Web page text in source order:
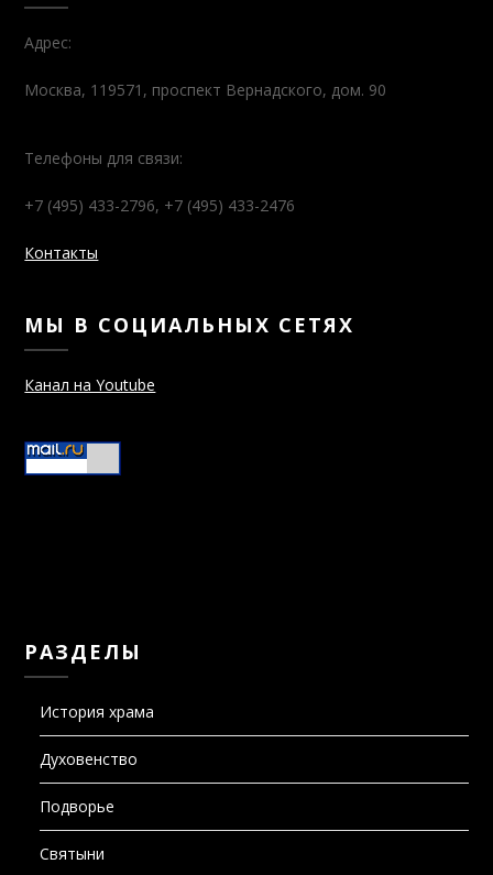
Адрес:
Москва, 119571, проспект Вернадского, дом. 90
Телефоны для связи:
+7 (495) 433-2796, +7 (495) 433-2476
Контакты
МЫ В СОЦИАЛЬНЫХ СЕТЯХ
Канал на Youtube
РАЗДЕЛЫ
История храма
Духовенство
Подворье
Святыни